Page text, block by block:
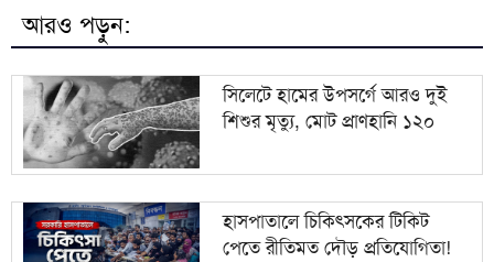
আইনমন্ত্রী
৯ সৌদি-তুরস্ক-পাকিস্তানের নতুন সামরিক জোটের উদ্যোগ
১০ মেহেরপুর সীমান্তে ৫ জনকে পুশইনের চেষ্টা, বিজিবির
প্রতিরোধ
আরও পড়ুন:
সিলেটে হামের উপসর্গে আরও দুই
শিশুর মৃত্যু, মোট প্রাণহানি ১২০
হাসপাতালে চিকিৎসকের টিকিট
পেতে রীতিমত দৌড় প্রতিযোগিতা!